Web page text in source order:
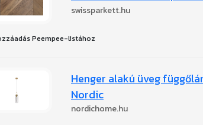
swissparkett.hu
Peempee-listához
Henger alakú üveg
Nordic
nordichome.hu